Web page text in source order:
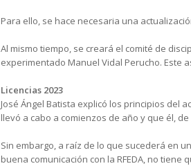
Para ello, se hace necesaria una
Al mismo tiempo, se creará el comité de
experimentado Manuel Vidal Perucho. Este
Licencias 2023
José Ángel Batista explicó los principios del
llevó a cabo a comienzos de año y que él,
Sin embargo, a raíz de lo que sucederá en
buena comunicación con la RFEDA, no